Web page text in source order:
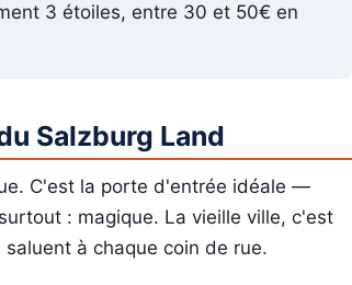
3 étoiles, entre 30 et 50€ en
Salzburg Land
C'est la porte d'entrée idéale —
: magique. La vieille ville, c'est
à chaque coin de rue.